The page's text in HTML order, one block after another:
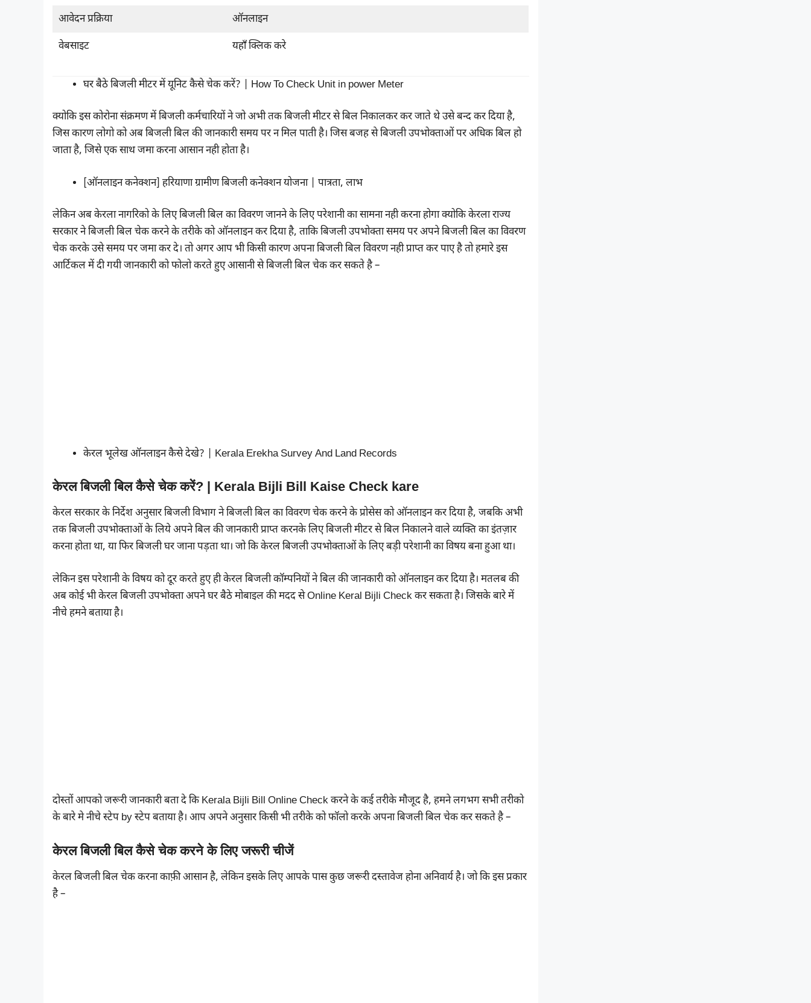
आवेदन प्रक्रिया ऑनलाइन
वेबसाइट यहाँ क्लिक करे
घर बैठे बिजली मीटर में यूनिट कैसे चेक करें? | How To Check Unit in power Meter
क्योकि इस कोरोना संक्रमण में बिजली कर्मचारियों ने जो अभी तक बिजली मीटर से बिल निकालकर कर जाते थे उसे बन्द कर दिया है,
जिस कारण लोगो को अब बिजली बिल की जानकारी समय पर न मिल पाती है। जिस बजह से बिजली उपभोक्ताओं पर अधिक बिल हो
जाता है, जिसे एक साथ जमा करना आसान नही होता है।
[ऑनलाइन कनेक्शन] हरियाणा ग्रामीण बिजली कनेक्शन योजना | पात्रता, लाभ
लेकिन अब केरला नागरिको के लिए बिजली बिल का विवरण जानने के लिए परेशानी का सामना नही करना होगा क्योकि केरला राज्य
सरकार ने बिजली बिल चेक करने के तरीके को ऑनलाइन कर दिया है, ताकि बिजली उपभोक्ता समय पर अपने बिजली बिल का विवरण
चेक करके उसे समय पर जमा कर दे। तो अगर आप भी किसी कारण अपना बिजली बिल विवरण नही प्राप्त कर पाए है तो हमारे इस
आर्टिकल में दी गयी जानकारी को फोलो करते हुए आसानी से बिजली बिल चेक कर सकते है –
केरल भूलेख ऑनलाइन कैसे देखे? | Kerala Erekha Survey And Land Records
केरल बिजली बिल कैसे चेक करें? | Kerala Bijli Bill Kaise Check kare
केरल सरकार के निर्देश अनुसार बिजली विभाग ने बिजली बिल का विवरण चेक करने के प्रोसेस को ऑनलाइन कर दिया है, जबकि अभी
तक बिजली उपभोक्ताओं के लिये अपने बिल की जानकारी प्राप्त करनके लिए बिजली मीटर से बिल निकालने वाले व्यक्ति का इंतज़ार
करना होता था, या फिर बिजली घर जाना पड़ता था। जो कि केरल बिजली उपभोक्ताओं के लिए बड़ी परेशानी का विषय बना हुआ था।
लेकिन इस परेशानी के विषय को दूर करते हुए ही केरल बिजली कॉम्पनियों ने बिल की जानकारी को ऑनलाइन कर दिया है। मतलब की
अब कोई भी केरल बिजली उपभोक्ता अपने घर बैठे मोबाइल की मदद से Online Keral Bijli Check कर सकता है। जिसके बारे में
नीचे हमने बताया है।
दोस्तों आपको जरूरी जानकारी बता दे कि Kerala Bijli Bill Online Check करने के कई तरीके मौजूद है, हमने लगभग सभी तरीको
के बारे मे नीचे स्टेप by स्टेप बताया है। आप अपने अनुसार किसी भी तरीके को फॉलो करके अपना बिजली बिल चेक कर सकते है –
केरल बिजली बिल कैसे चेक करने के लिए जरूरी चीजें
केरल बिजली बिल चेक करना काफ़ी आसान है, लेकिन इसके लिए आपके पास कुछ जरूरी दस्तावेज होना अनिवार्य है। जो कि इस प्रकार
है –